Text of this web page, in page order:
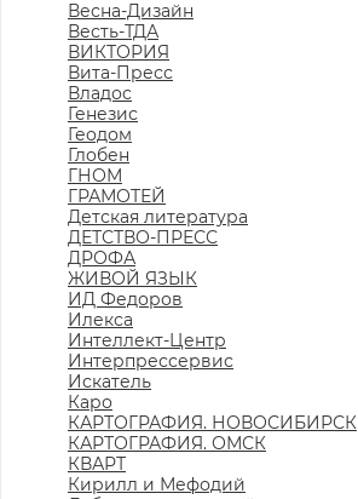
Весна-Дизайн
Весть-ТДА
ВИКТОРИЯ
Вита-Пресс
Владос
Генезис
Геодом
Глобен
ГНОМ
ГРАМОТЕЙ
Детская литература
ДЕТСТВО-ПРЕСС
ДРОФА
ЖИВОЙ ЯЗЫК
ИД Федоров
Илекса
Интеллект-Центр
Интерпрессервис
Искатель
Каро
КАРТОГРАФИЯ. НОВОСИБИРСК
КАРТОГРАФИЯ. ОМСК
КВАРТ
Кирилл и Мефодий